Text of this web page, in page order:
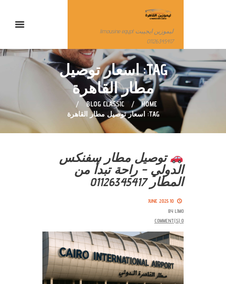
ليموزين ايجيبت limousine egypt
01126345417
TAG: اسعار توصيل
مطار القاهرة
HOME
BLOG CLASSIC
TAG: اسعار توصيل مطار القاهرة
توصيل مطار سفنكس
الدولي – راحة تبدأ من
المطار 01126345417
10 JUNE 2025
BY LIMO
0